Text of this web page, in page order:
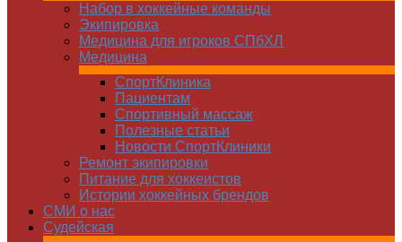
Набор в хоккейные команды
Экипировка
Медицина для игроков СПбХЛ
Медицина
СпортКлиника
Пациентам
Спортивный массаж
Полезные статьи
Новости СпортКлиники
Ремонт экипировки
Питание для хоккеистов
Истории хоккейных брендов
СМИ о нас
Судейская